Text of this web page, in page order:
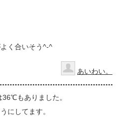
く合いそう^-^
あいわい。
もありました。
にしてます。